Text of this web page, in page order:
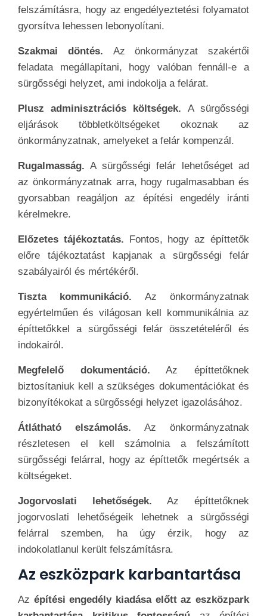
felszámításra, hogy az engedélyeztetési folyamatot
gyorsítva lehessen lebonyolítani.
Szakmai döntés. Az önkormányzat szakértői
feladata megállapítani, hogy valóban fennáll-e a
sürgősségi helyzet, ami indokolja a felárat.
Plusz adminisztrációs költségek. A sürgősségi
eljárások többletköltségeket okoznak az
önkormányzatnak, amelyeket a felár kompenzál.
Rugalmasság.A sürgősségi felár lehetőséget ad
az önkormányzatnak arra, hogy rugalmasabban és
gyorsabban reagáljon az építési engedély iránti
kérelmekre.
Előzetes tájékoztatás. Fontos, hogy az építtetők
előre tájékoztatást kapjanak a sürgősségi felár
szabályairól és mértékéről.
Tiszta kommunikáció. Az önkormányzatnak
egyértelműen és világosan kell kommunikálnia az
építtetőkkel a sürgősségi felár összetételéről és
indokairól.
Megfelelő dokumentáció. Az építtetőknek
biztosítaniuk kell a szükséges dokumentációkat és
bizonyítékokat a sürgősségi helyzet igazolásához.
Átlátható elszámolás.Az önkormányzatnak
részletesen el kell számolnia a felszámított
sürgősségi felárral, hogy az építtetők megértsék a
költségeket.
Jogorvoslati lehetőségek.Az építtetőknek
jogorvoslati lehetőségeik lehetnek a sürgősségi
felárral szemben, ha úgy érzik, hogy az
indokolatlanul került felszámításra.
Az eszközpark karbantartása
Az építési engedély kiadása előtt az eszközpark